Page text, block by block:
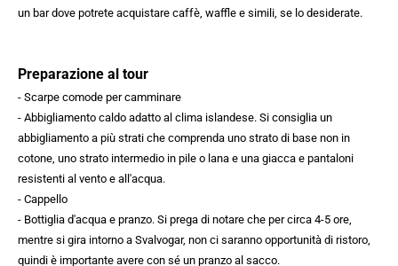
un bar dove potrete acquistare caffè, waffle e simili, se lo desiderate.
Preparazione al tour
- Scarpe comode per camminare
- Abbigliamento caldo adatto al clima islandese. Si consiglia un
abbigliamento a più strati che comprenda uno strato di base non in
cotone, uno strato intermedio in pile o lana e una giacca e pantaloni
resistenti al vento e all'acqua.
- Cappello
- Bottiglia d'acqua e pranzo. Si prega di notare che per circa 4-5 ore,
mentre si gira intorno a Svalvogar, non ci saranno opportunità di ristoro,
quindi è importante avere con sé un pranzo al sacco.